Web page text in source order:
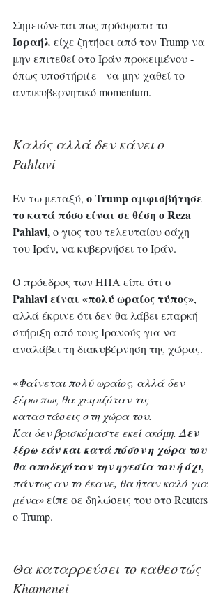
Σημειώνεται πως πρόσφατα το
Ισραήλ είχε ζητήσει από τον Trump να
μην επιτεθεί στο Ιράν προκειμένου -
όπως υποστήριζε - να μην χαθεί το
αντικυβερνητικό momentum.
Καλός αλλά δεν κάνει ο
Pahlavi
Εν τω μεταξύ, ο Trump αμφισβήτησε
το κατά πόσο είναι σε θέση ο Reza
Pahlavi, o γιος του τελευταίου σάχη
του Ιράν, να κυβερνήσει το Ιράν.
Ο πρόεδρος των ΗΠΑ είπε ότι ο
Pahlavi είναι «πολύ ωραίος τύπος»,
αλλά έκρινε ότι δεν θα λάβει επαρκή
στήριξη από τους Ιρανούς για να
αναλάβει τη διακυβέρνηση της χώρας.
«Φαίνεται πολύ ωραίος, αλλά δεν
ξέρω πως θα χειριζόταν τις
καταστάσεις στη χώρα του.
Και δεν βρισκόμαστε εκεί ακόμη. Δεν
ξέρω εάν και κατά πόσον η χώρα του
θα αποδεχόταν την ηγεσία του ή όχι,
πάντως αν το έκανε, θα ήταν καλό για
μένα» είπε σε δηλώσεις του στο Reuters
ο Trump.
Θα καταρρεύσει το καθεστώς
Khamenei